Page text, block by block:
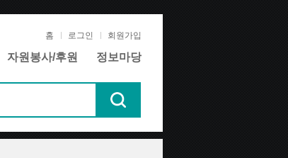
홈 로그인 회원가입
자원봉사/후원 정보마당